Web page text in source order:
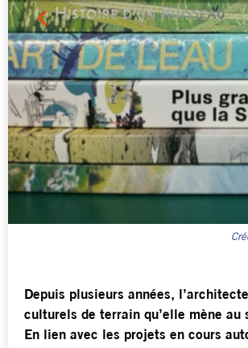
Depuis plusieurs années,
culturels de terrain qu’elle mène au
En lien avec les projets en cours